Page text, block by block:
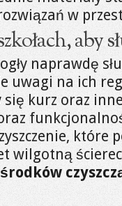
w
aby
naprawdę
uwagi na ich
kurz oraz
które
wilgotną